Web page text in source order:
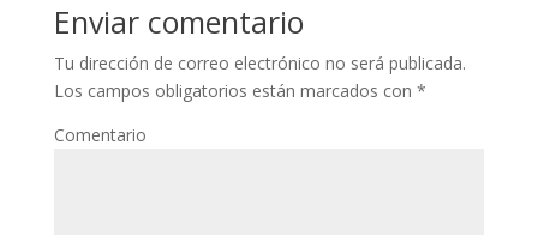
Enviar comentario
Tu dirección de correo electrónico no será publicada.
Los campos obligatorios están marcados con *
Comentario